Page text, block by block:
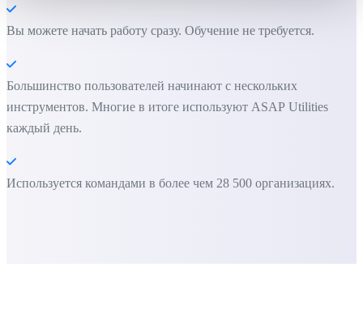
Вы можете начать работу сразу. Обучение не требуется.
Большинство пользователей начинают с нескольких
инструментов. Многие в итоге используют ASAP Utilities
каждый день.
Используется командами в более чем 28 500 организациях.